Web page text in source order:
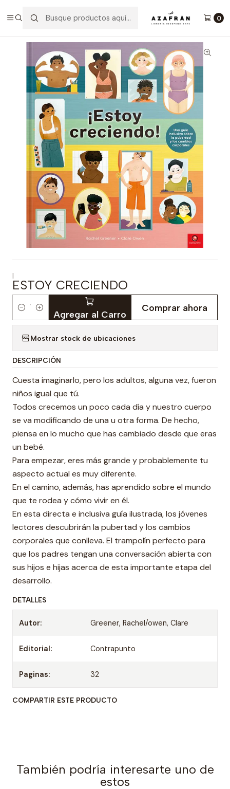
0
Estoy Creciendo
|
ESTOY CRECIENDO
Cantidad Agregar al Carro
Comprar ahora
Mostrar stock de ubicaciones
DESCRIPCIÓN
Cuesta imaginarlo, pero los adultos, alguna vez, fueron
niños igual que tú.
Todos crecemos un poco cada día y nuestro cuerpo
se va modificando de una u otra forma. De hecho,
piensa en lo mucho que has cambiado desde que eras
un bebé.
Para empezar, eres más grande y probablemente tu
aspecto actual es muy diferente.
En el camino, además, has aprendido sobre el mundo
que te rodea y cómo vivir en él.
En esta directa e inclusiva guía ilustrada, los jóvenes
lectores descubrirán la pubertad y los cambios
corporales que conlleva. El trampolín perfecto para
que los padres tengan una conversación abierta con
sus hijos e hijas acerca de esta importante etapa del
desarrollo.
DETALLES
Autor: Greener, Rachel/owen, Clare
Editorial: Contrapunto
Paginas: 32
COMPARTIR ESTE PRODUCTO
También podría interesarte uno de
estos